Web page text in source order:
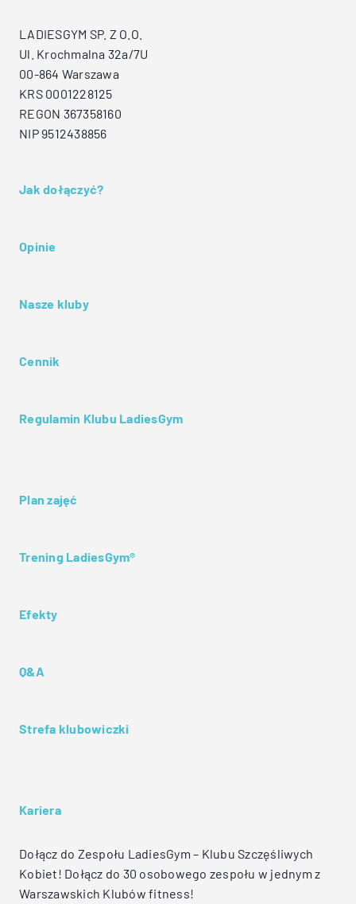
LADIESGYM SP. Z O.O.
Ul. Krochmalna 32a/7U
00-864 Warszawa
KRS 0001228125
REGON 367358160
NIP 9512438856
Jak dołączyć?
Opinie
Nasze kluby
Cennik
Regulamin Klubu LadiesGym
Plan zajęć
Trening LadiesGym®
Efekty
Q&A
Strefa klubowiczki
Kariera
Dołącz do Zespołu LadiesGym – Klubu Szczęśliwych
Kobiet! Dołącz do 30 osobowego zespołu w jednym z
Warszawskich Klubów fitness!